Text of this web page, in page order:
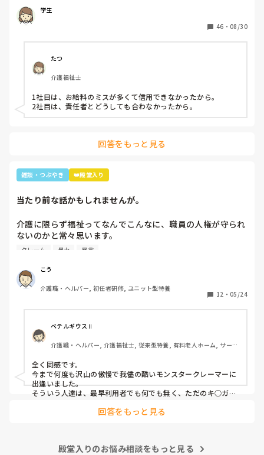
などでも教えていただけると助かります。
ご協力お願いします🙇🏻‍♀️
学生
46 ・ 08/30
たつ
介護福祉士
1社目は、お給料のミスが多くて信用できなかったから。
2社目は、責任者とどうしても合わなかったから。
回答をもっと見る
雑談・つぶやき 👑殿堂入り
当たり前な話かもしれませんが。
介護に限らず福祉ってなんでこんなに、職員の人権が守られ
ないのかと常々思います。
いる感じは否めません。
特に、利用者からの暴力・暴言、家族からのクレームをいつ
までも我慢するのは心情としておかしいのではと思います。
介護職員というより福祉人として間違っている考えだとは思
いますが、割りきって仕事をしていく必要があるのでしょう
心身をやられたりしたら、介護職員をやりたくなくなると思
うんですよね。
クレーム 暴力 暴言
こう
介護職・ヘルパー, 初任者研修, ユニット型特養
12 ・ 05/24
ベテルギウスⅡ
介護職・ヘルパー, 介護福祉士, 従来型特養, 有料老人ホーム, サービ
ット型特養
全く同感です。
今まで何度も沢山の傲慢で我儘の酷いモンスタークレーマーに
出逢いました。
そういう人達は、最早利用者でも何でも無く、ただのキ○ガイ
無理難題を言って来るこの人達には、毅然とした態度や対応が
まり、精神がやられた結果辞めて行きます。
回答をもっと見る
殿堂入りのお悩み相談をもっと見る